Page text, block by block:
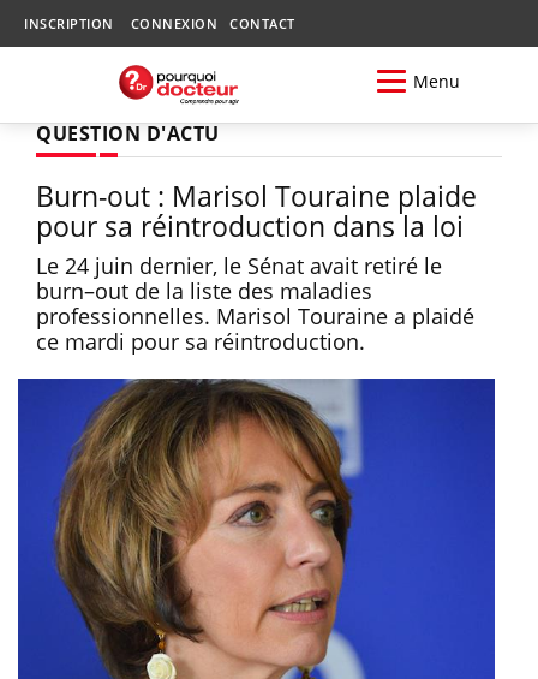
INSCRIPTION CONNEXION CONTACT
Menu
QUESTION D'ACTU
Burn-out : Marisol Touraine plaide
pour sa réintroduction dans la loi
Le 24 juin dernier, le Sénat avait retiré le
burn–out de la liste des maladies
professionnelles. Marisol Touraine a plaidé
ce mardi pour sa réintroduction.